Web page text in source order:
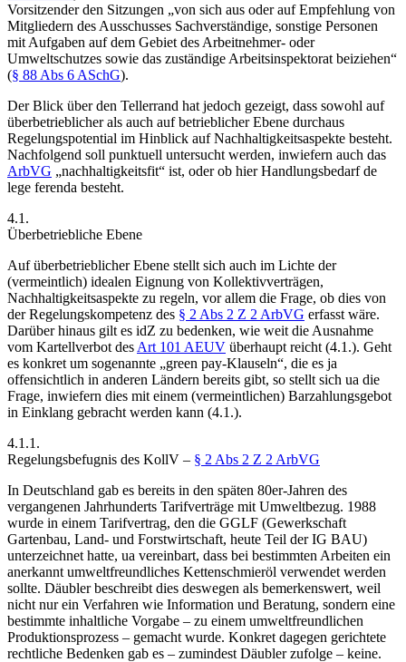
Vorsitzender den Sitzungen „von sich aus oder auf Empfehlung von
Mitgliedern des Ausschusses Sachverständige, sonstige Personen
mit Aufgaben auf dem Gebiet des Arbeitnehmer- oder
Umweltschutzes sowie das zuständige Arbeitsinspektorat beiziehen“
(§ 88 Abs 6 ASchG).
Der Blick über den Tellerrand hat jedoch gezeigt, dass sowohl auf
überbetrieblicher als auch auf betrieblicher Ebene durchaus
Regelungspotential im Hinblick auf Nachhaltigkeitsaspekte besteht.
Nachfolgend soll punktuell untersucht werden, inwiefern auch das
ArbVG „nachhaltigkeitsfit“ ist, oder ob hier Handlungsbedarf de
lege ferenda besteht.
4.1.
Überbetriebliche Ebene
Auf überbetrieblicher Ebene stellt sich auch im Lichte der
(vermeintlich) idealen Eignung von Kollektivverträgen,
Nachhaltigkeitsaspekte zu regeln, vor allem die Frage, ob dies von
der Regelungskompetenz des § 2 Abs 2 Z 2 ArbVG erfasst wäre.
Darüber hinaus gilt es idZ zu bedenken, wie weit die Ausnahme
vom Kartellverbot des Art 101 AEUV überhaupt reicht (4.1.). Geht
es konkret um sogenannte „green pay-Klauseln“, die es ja
offensichtlich in anderen Ländern bereits gibt, so stellt sich ua die
Frage, inwiefern dies mit einem (vermeintlichen) Barzahlungsgebot
in Einklang gebracht werden kann (4.1.).
4.1.1.
Regelungsbefugnis des KollV – § 2 Abs 2 Z 2 ArbVG
In Deutschland gab es bereits in den späten 80er-Jahren des
vergangenen Jahrhunderts Tarifverträge mit Umweltbezug. 1988
wurde in einem Tarifvertrag, den die GGLF (Gewerkschaft
Gartenbau, Land- und Forstwirtschaft, heute Teil der IG BAU)
unterzeichnet hatte, ua vereinbart, dass bei bestimmten Arbeiten ein
anerkannt umweltfreundliches Kettenschmieröl verwendet werden
sollte. Däubler beschreibt dies deswegen als bemerkenswert, weil
nicht nur ein Verfahren wie Information und Beratung, sondern eine
bestimmte inhaltliche Vorgabe – zu einem umweltfreundlichen
Produktionsprozess – gemacht wurde. Konkret dagegen gerichtete
rechtliche Bedenken gab es – zumindest Däublerzufolge – keine.